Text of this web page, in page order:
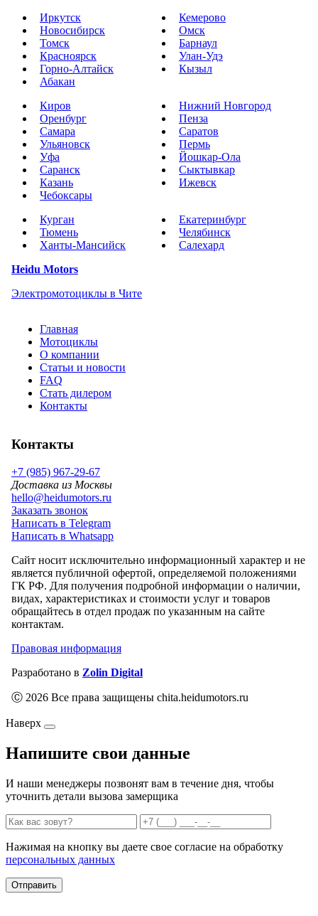
Иркутск
Кемерово
Новосибирск
Омск
Томск
Барнаул
Красноярск
Улан-Удэ
Горно-Алтайск
Кызыл
Абакан
Киров
Нижний Новгород
Оренбург
Пенза
Самара
Саратов
Ульяновск
Пермь
Уфа
Йошкар-Ола
Саранск
Сыктывкар
Казань
Ижевск
Чебоксары
Курган
Екатеринбург
Тюмень
Челябинск
Ханты-Мансийск
Салехард
Heidu Motors
Электромотоциклы в Чите
Главная
Мотоциклы
О компании
Статьи и новости
FAQ
Стать дилером
Контакты
Контакты
+7 (985) 967-29-67
Доставка из Москвы
hello@heidumotors.ru
Заказать звонок
Написать в Telegram
Написать в Whatsapp
Сайт носит исключительно информационный характер и не
является публичной офертой, определяемой положениями
ГК РФ. Для получения подробной информации о наличии,
видах, характеристиках и стоимости услуг и товаров
обращайтесь в отдел продаж по указанным на сайте
контактам.
Правовая информация
Разработано в Zolin Digital
Ⓒ 2026 Все права защищены chita.heidumotors.ru
Наверх
Напишите свои данные
И наши менеджеры позвонят вам в течение дня, чтобы
уточнить детали вызова замерщика
Нажимая на кнопку вы даете свое согласие на обработку
персональных данных
Отправить